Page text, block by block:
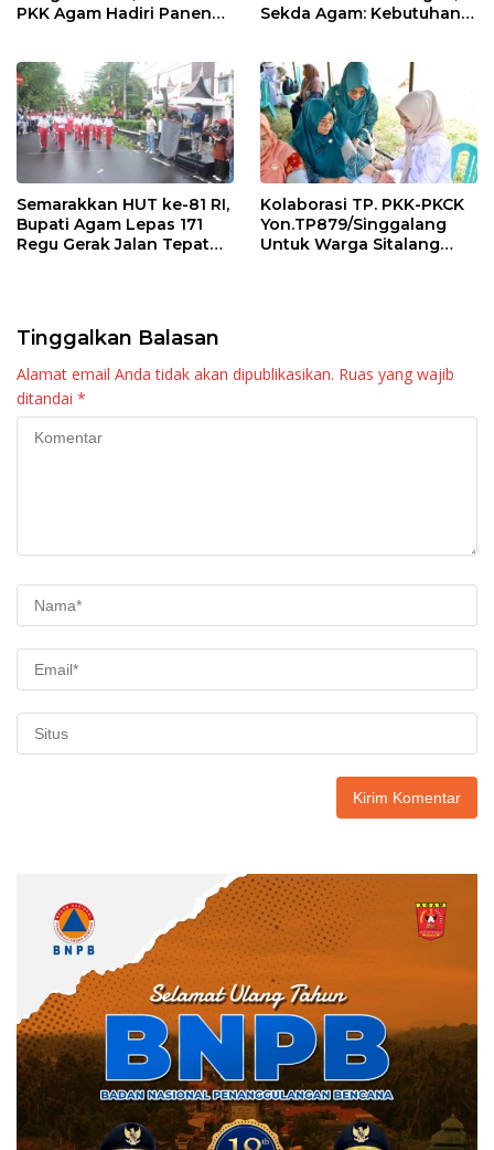
PKK Agam Hadiri Panen
Sekda Agam: Kebutuhan
Semarakkan HUT ke-81 RI,
Bupati Agam Lepas 171
Regu Gerak Jalan Tepat
Kolaborasi TP. PKK-PKCK
Yon.TP879/Singgalang
Untuk Warga Sitalang
Tinggalkan Balasan
Alamat email Anda tidak akan dipublikasikan. Ruas yang wajib
ditandai *